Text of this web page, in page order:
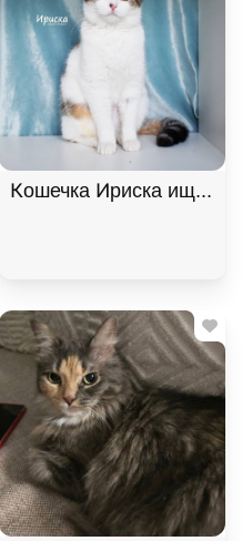
В дар!, Черный,
Кошечка Ириска ищет